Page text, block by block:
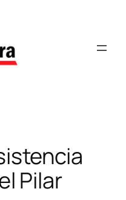
Pilar